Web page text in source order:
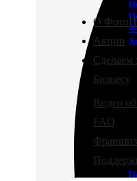
О
Акции
Сделаем
Бизнесу
Видео
FAQ